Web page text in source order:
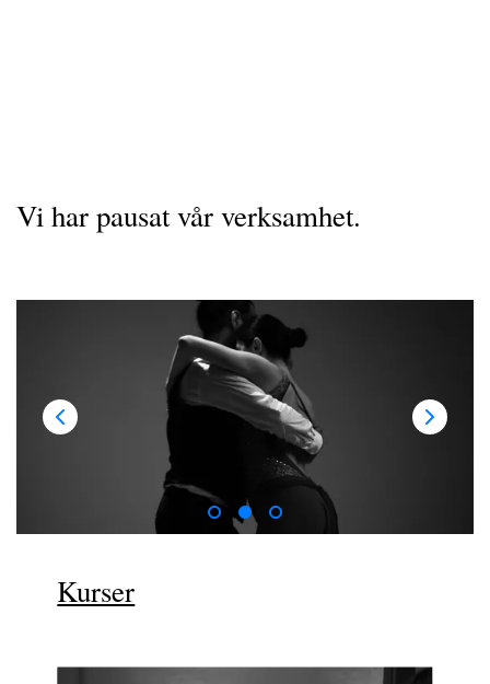
Vi har pausat vår verksamhet.
Kurser